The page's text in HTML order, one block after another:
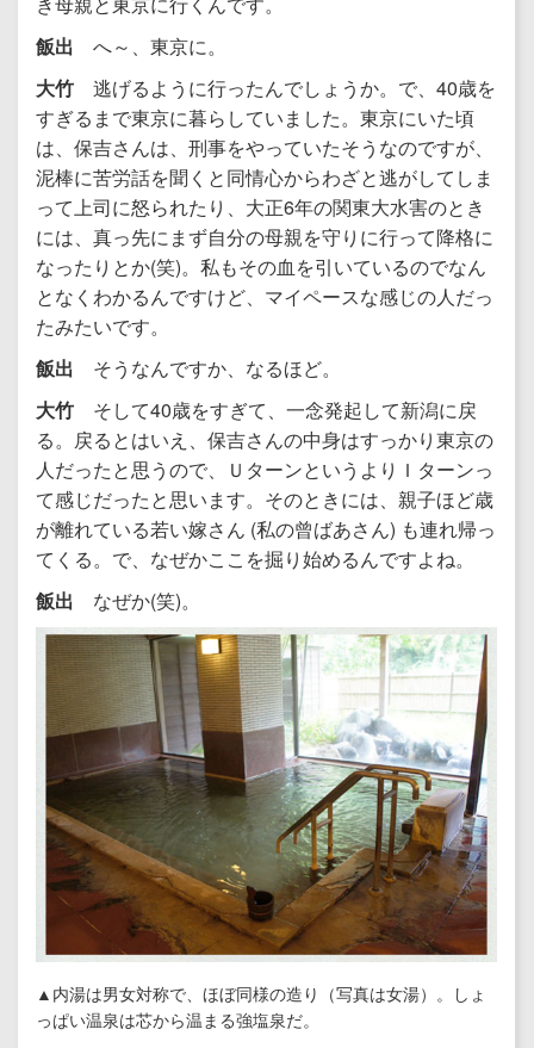
飯出 へ～、東京に。
大竹 逃げるように行ったんでしょうか。で、40歳を
すぎるまで東京に暮らしていました。東京にいた頃
は、保吉さんは、刑事をやっていたそうなのですが、
泥棒に苦労話を聞くと同情心からわざと逃がしてしま
って上司に怒られたり、大正6年の関東大水害のとき
には、真っ先にまず自分の母親を守りに行って降格に
なったりとか(笑)。私もその血を引いているのでなん
となくわかるんですけど、マイペースな感じの人だっ
たみたいです。
飯出 そうなんですか、なるほど。
大竹 そして40歳をすぎて、一念発起して新潟に戻
る。戻るとはいえ、保吉さんの中身はすっかり東京の
人だったと思うので、ＵターンというよりＩターンっ
て感じだったと思います。そのときには、親子ほど歳
が離れている若い嫁さん (私の曾ばあさん) も連れ帰っ
てくる。で、なぜかここを掘り始めるんですよね。
飯出 なぜか(笑)。
▲内湯は男女対称で、ほぼ同様の造り（写真は女湯）。しょ
っぱい温泉は芯から温まる強塩泉だ。